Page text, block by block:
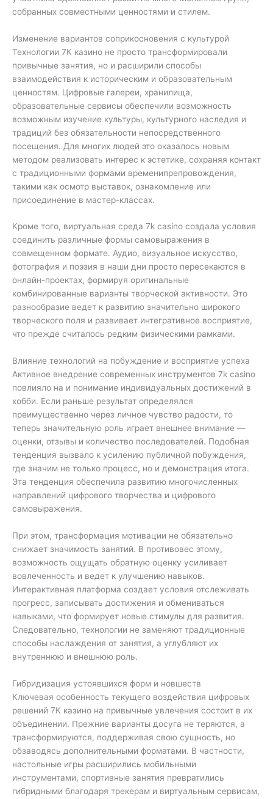
собранных совместными ценностями и стилем.
Изменение вариантов соприкосновения с культурой
Технологии 7К казино не просто трансформировали
привычные занятия, но и расширили способы
взаимодействия к историческим и образовательным
ценностям. Цифровые галереи, хранилища,
образовательные сервисы обеспечили возможность
возможным изучение культуры, культурного наследия и
традиций без обязательности непосредственного
посещения. Для многих людей это оказалось новым
методом реализовать интерес к эстетике, сохраняя контакт
с традиционными формами временипрепровождения,
такими как осмотр выставок, ознакомление или
присоединение в мастер-классах.
Кроме того, виртуальная среда 7k casino создала условия
соединить различные формы самовыражения в
совмещенном формате. Аудио, визуальное искусство,
фотография и поэзия в наши дни просто пересекаются в
онлайн-проектах, формируя оригинальные
комбинированные варианты творческой активности. Это
разнообразие ведет к развитию значительно широкого
творческого поля и развивает интегративное восприятие,
что прежде считалось редким физическими рамками.
Влияние технологий на побуждение и восприятие успеха
Активное внедрение современных инструментов 7k casino
повлияло на и понимание индивидуальных достижений в
хобби. Если раньше результат определялся
преимущественно через личное чувство радости, то
теперь значительную роль играет внешнее внимание —
оценки, отзывы и количество последователей. Подобная
тенденция вызвало к усилению публичной побуждения,
где значим не только процесс, но и демонстрация итога.
Эта тенденция обеспечила развитию многочисленных
направлений цифрового творчества и цифрового
самовыражения.
При этом, трансформация мотивации не обязательно
снижает значимость занятий. В противовес этому,
возможность ощущать обратную оценку усиливает
вовлеченность и ведет к улучшению навыков.
Интерактивная платформа создает условия отслеживать
прогресс, записывать достижения и обмениваться
навыками, что формирует новые стимулы для развития.
Следовательно, технологии не заменяют традиционные
способы наслаждения от занятия, а углубляют их
внутреннюю и внешнюю роль.
Гибридизация устоявшихся форм и новшеств
Ключевая особенность текущего воздействия цифровых
решений 7К казино на привычные увлечения состоит в их
объединении. Прежние варианты досуга не теряются, а
трансформируются, поддерживая свою сущность, но
обзаводясь дополнительными форматами. В частности,
настольные игры расширились мобильными
инструментами, спортивные занятия превратились
гибридными благодаря трекерам и виртуальным сервисам,